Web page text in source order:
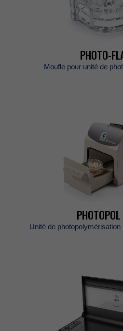
PHOTO-